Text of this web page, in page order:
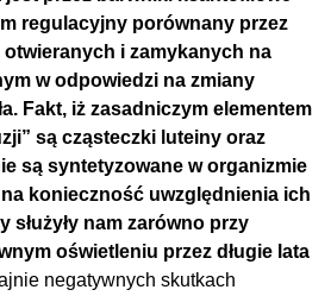
regulacyjny porównany przez
otwieranych i zamykanych na
w odpowiedzi na zmiany
Fakt, iż zasadniczym elementem
są cząsteczki luteiny oraz
są syntetyzowane w organizmie
na konieczność uwzględnienia ich
służyły nam zarówno przy
oświetleniu przez długie lata
negatywnych skutkach